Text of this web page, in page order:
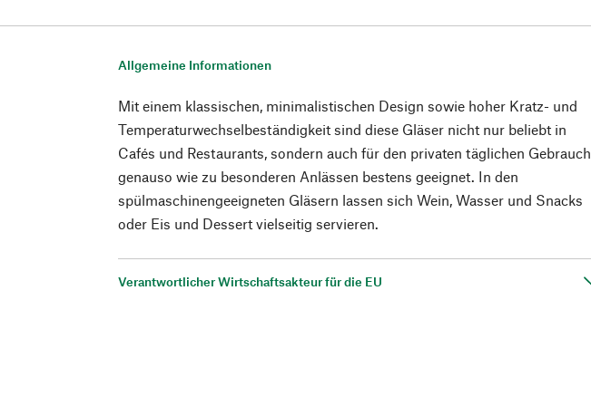
Allgemeine Informationen
Mit einem klassischen, minimalistischen Design sowie hoher Kratz- und
Temperaturwechselbeständigkeit sind diese Gläser nicht nur beliebt in
Cafés und Restaurants, sondern auch für den privaten täglichen Gebrauch
genauso wie zu besonderen Anlässen bestens geeignet. In den
spülmaschinengeeigneten Gläsern lassen sich Wein, Wasser und Snacks
oder Eis und Dessert vielseitig servieren.
Verantwortlicher Wirtschaftsakteur für die EU